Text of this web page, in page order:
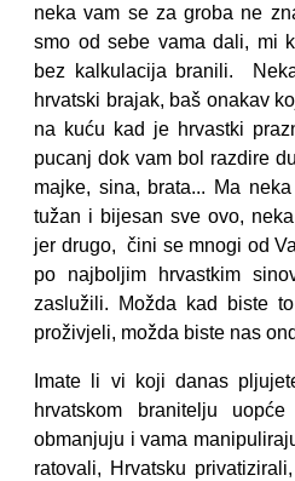
neka vam se za groba ne
smo od sebe vama dali, mi
bez kalkulacija branili.
hrvatski brajak, baš onakav
na kuću kad je hrvastki
pucanj dok vam bol razdire
majke, sina, brata... Ma
tužan i bijesan sve ovo,
jer drugo, čini se mnogi od
po najboljim hrvastkim
zaslužili. Možda kad biste
proživjeli, možda biste nas
Imate li vi koji danas
hrvatskom branitelju
obmanjuju i vama
ratovali, Hrvatsku